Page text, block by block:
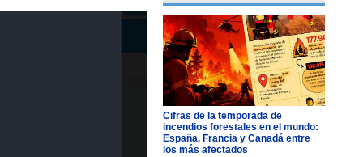
Cifras de la temporada de
incendios forestales en el mundo:
España, Francia y Canadá entre
los más afectados